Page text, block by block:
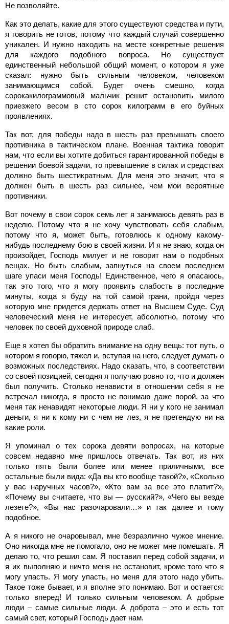
Не позволяйте.
Как это делать, какие для этого существуют средства и пути,
я говорить не готов, потому что каждый случай совершенно
уникален. И нужно находить на месте конкретные решения
для каждого подобного вопроса. Но существует
единственный небольшой общий момент, о котором я уже
сказал: нужно быть сильным человеком, человеком
занимающимся собой. Будет очень смешно, когда
сорокакилограммовый мальчик решит остановить милого
приезжего весом в сто сорок килограмм в его буйных
проявлениях.
Так вот, для победы надо в шесть раз превышать своего
противника в тактическом плане. Военная тактика говорит
нам, что если вы хотите добиться гарантированной победы в
решении боевой задачи, то превышение в силах и средствах
должно быть шестикратным. Для меня это значит, что я
должен быть в шесть раз сильнее, чем мои вероятные
противники.
Вот почему в свои сорок семь лет я занимаюсь девять раз в
неделю. Потому что я не хочу чувствовать себя слабым,
потому что я, может быть, готовлюсь к одному какому-
нибудь последнему бою в своей жизни. И я не знаю, когда он
произойдет, Господь милует и не говорит нам о подобных
вещах. Но быть слабым, запнуться на своем последнем
шаге упаси меня Господь! Единственное, чего я опасаюсь,
так это того, что я могу проявить слабость в последние
минуты, когда я буду на той самой грани, пройдя через
которую мне придется держать ответ на Высшем Суде. Суд
человеческий меня не интересует, абсолютно, потому что
человек по своей духовной природе слаб.
Еще я хотел бы обратить внимание на одну вещь: тот путь, о
котором я говорю, тяжел и, вступая на него, следует думать о
возможных последствиях. Надо сказать, что, в соответствии
со своей позицией, сегодня я получаю ровно то, что и должен
был получить. Столько ненависти в отношении себя я не
встречал никогда, я просто не понимаю даже порой, за что
меня так ненавидят некоторые люди. Я ни у кого не занимал
деньги, я ни к кому ни с чем не лез, я не претендую ни на
какие роли.
Я упоминал о тех сорока девяти вопросах, на которые
совсем недавно мне пришлось отвечать. Так вот, из них
только пять были более или менее приличными, все
остальные были вида: «Да вы кто вообще такой?», «Сколько
у вас наручных часов?», «Кто вам за все это платит?»,
«Почему вы считаете, что вы — русский?», «Чего вы везде
лезете?», «Вы нас разочаровали…» и так далее и тому
подобное.
А я никого не очаровывал, мне безразлично чужое мнение.
Оно никогда мне не помогало, оно не может мне помешать. Я
делаю то, что решил сам. Я поставил перед собой задачи, и
я их выполняю и ничто меня не остановит, кроме того что я
могу упасть. Я могу упасть, но меня для этого надо убить.
Такое тоже бывает, и я вполне это понимаю. Вот и остается:
только вперед! И только сильным человеком. А добрые
люди – самые сильные люди. А доброта – это и есть тот
самый свет, который Господь дает нам.